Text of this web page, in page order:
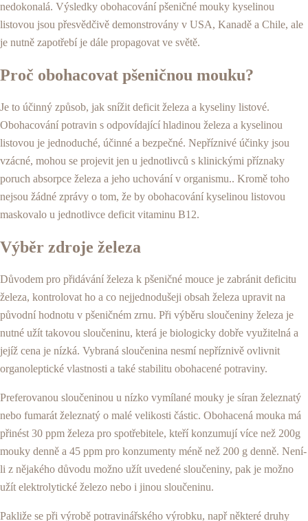
nedokonalá. Výsledky obohacování pšeničné mouky kyselinou
listovou jsou přesvědčivě demonstrovány v USA, Kanadě a Chile, ale
je nutně zapotřebí je dále propagovat ve světě.
Proč obohacovat pšeničnou mouku?
Je to účinný způsob, jak snížit deficit železa a kyseliny listové.
Obohacování potravin s odpovídající hladinou železa a kyselinou
listovou je jednoduché, účinné a bezpečné. Nepříznivé účinky jsou
vzácné, mohou se projevit jen u jednotlivců s klinickými příznaky
poruch absorpce železa a jeho uchování v organismu.. Kromě toho
nejsou žádné zprávy o tom, že by obohacování kyselinou listovou
maskovalo u jednotlivce deficit vitaminu B12.
Výběr zdroje železa
Důvodem pro přidávání železa k pšeničné mouce je zabránit deficitu
železa, kontrolovat ho a co nejjednodušeji obsah železa upravit na
původní hodnotu v pšeničném zrnu. Při výběru sloučeniny železa je
nutné užít takovou sloučeninu, která je biologicky dobře využitelná a
jejíž cena je nízká. Vybraná sloučenina nesmí nepříznivě ovlivnit
organoleptické vlastnosti a také stabilitu obohacené potraviny.
Preferovanou sloučeninou u nízko vymílané mouky je síran železnatý
nebo fumarát železnatý o malé velikosti částic. Obohacená mouka má
přinést 30 ppm železa pro spotřebitele, kteří konzumují více než 200g
mouky denně a 45 ppm pro konzumenty méně než 200 g denně. Není-
li z nějakého důvodu možno užít uvedené sloučeniny, pak je možno
užít elektrolytické železo nebo i jinou sloučeninu.
Pakliže se při výrobě potravinářského výrobku, např některé druhy